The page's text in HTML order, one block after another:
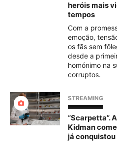
heróis mais
tempos
Com a
emoção,
os fãs sem
desde a
homónimo na
corruptos.
STREAMING
“Scarpetta”.
Kidman
já conquistou